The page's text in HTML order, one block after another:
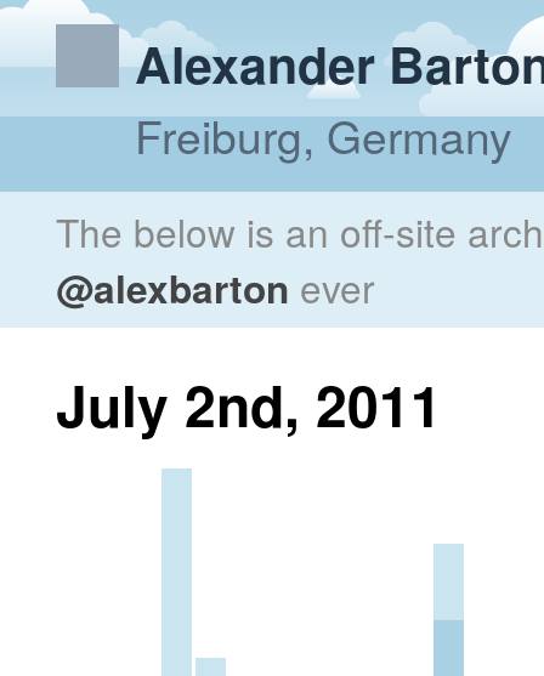
Alexander
Freiburg, Germany
The below is an off-site
@alexbarton ever
July 2nd, 2011